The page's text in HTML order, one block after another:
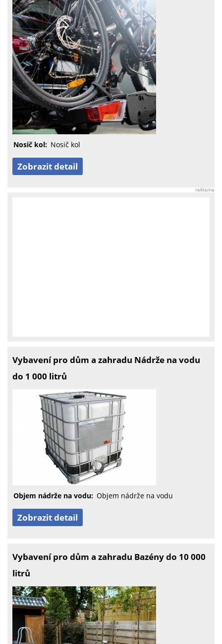
Nosič kol: Nosič kol
Zobrazit detail
reklama
Vybavení pro dům a zahradu Nádrže na vodu
do 1 000 litrů
Objem nádrže na vodu: Objem nádrže na vodu
Zobrazit detail
Vybavení pro dům a zahradu Bazény do 10 000
litrů